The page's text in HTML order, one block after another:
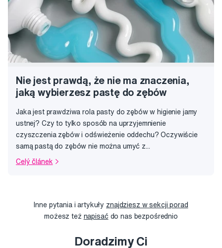
Nie jest prawdą, że nie ma znaczenia,
jaką wybierzesz pastę do zębów
Jaka jest prawdziwa rola pasty do zębów w higienie jamy
ustnej? Czy to tylko sposób na uprzyjemnienie
czyszczenia zębów i odświeżenie oddechu? Oczywiście
samą pastą do zębów nie można umyć z...
Celý článek
Inne pytania i artykuły znajdziesz w sekcji porad
możesz też napisać do nas bezpośrednio
Doradzimy Ci